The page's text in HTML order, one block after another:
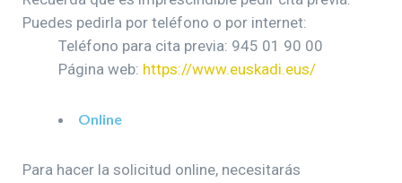
Puedes pedirla por teléfono o por internet:
Teléfono para cita previa: 945 01 90 00
Página web: https://www.euskadi.eus/
Online
Para hacer la solicitud online, necesitarás